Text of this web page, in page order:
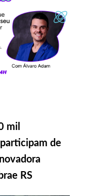
mil
de
RS